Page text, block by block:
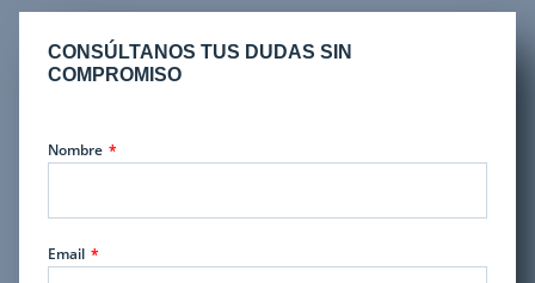
CONSÚLTANOS TUS DUDAS SIN
COMPROMISO
Nombre
Email